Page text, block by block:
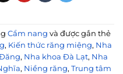
Cẩm nang và được gắn thẻ
, Kiến thức răng miệng, Nha
, Nha khoa Đà Lạt, Nha
, Niềng răng, Trung tâm